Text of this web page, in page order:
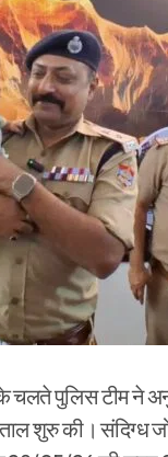
चलते पुलिस टीम ने
शुरु की।